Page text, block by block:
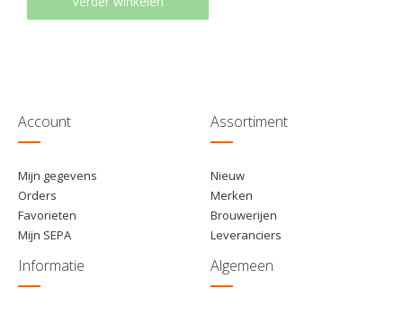
Account
Mijn gegevens
Orders
Favorieten
Mijn SEPA
Assortiment
Nieuw
Merken
Brouwerijen
Leveranciers
Informatie Algemeen